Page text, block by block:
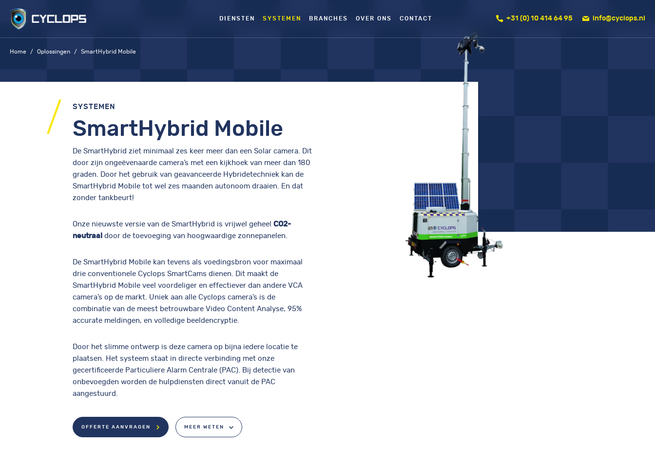
content
DIENSTEN SYSTEMEN BRANCHES OVER ONS CONTACT +31 (0) 10 414 64 95 info@cyclops.nl
Home Oplossingen SmartHybrid Mobile
SYSTEMEN
SmartHybrid Mobile
De SmartHybrid ziet minimaal zes keer meer dan een Solar camera. Dit
door zijn ongeëvenaarde camera’s met een kijkhoek van meer dan 180
graden. Door het gebruik van geavanceerde Hybridetechniek kan de
SmartHybrid Mobile tot wel zes maanden autonoom draaien. En dat
zonder tankbeurt!
Onze nieuwste versie van de SmartHybrid is vrijwel geheel CO2-
neutraal door de toevoeging van hoogwaardige zonnepanelen.
De SmartHybrid Mobile kan tevens als voedingsbron voor maximaal
drie conventionele Cyclops SmartCams dienen. Dit maakt de
SmartHybrid Mobile veel voordeliger en effectiever dan andere VCA
camera’s op de markt. Uniek aan alle Cyclops camera’s is de
combinatie van de meest betrouwbare Video Content Analyse, 95%
accurate meldingen, en volledige beeldencryptie.
Door het slimme ontwerp is deze camera op bijna iedere locatie te
plaatsen. Het systeem staat in directe verbinding met onze
gecertificeerde Particuliere Alarm Centrale (PAC). Bij detectie van
onbevoegden worden de hulpdiensten direct vanuit de PAC
aangestuurd.
OFFERTE AANVRAGEN MEER WETEN